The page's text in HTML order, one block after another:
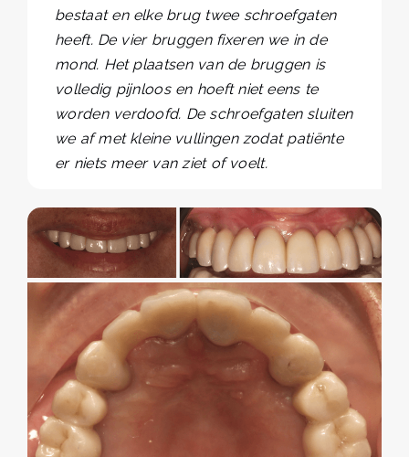
bestaat en elke brug twee schroefgaten
heeft. De vier bruggen fixeren we in de
mond. Het plaatsen van de bruggen is
volledig pijnloos en hoeft niet eens te
worden verdoofd. De schroefgaten sluiten
we af met kleine vullingen zodat patiënte
er niets meer van ziet of voelt.